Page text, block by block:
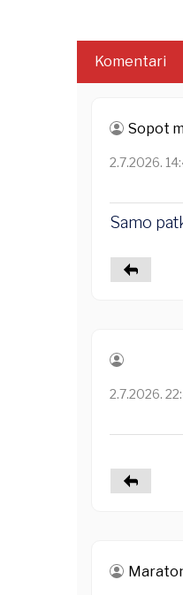
Komentari
Sopot
2.7.2026.
Samo
2.7.2026.